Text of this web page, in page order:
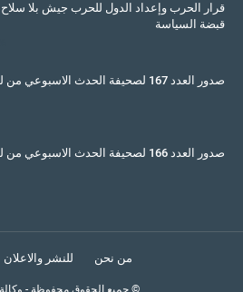
قرار الحرب وإعداد الدول للحرب جيش بلا سلاح
قبضة السياسة
صدور العدد 167 لصحيفة الحدث الاسبوعي من لندن
صدور العدد 166 لصحيفة الحدث الاسبوعي من لندن
من نحن للنشر والاعلان
© جميع الحقوق محفوظة-